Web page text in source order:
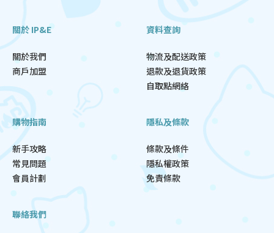
關於 IP&E
關於我們
商戶加盟
資料查詢
物流及配送政策
退款及退貨政策
自取點網絡
購物指南
新手攻略
常見問題
會員計劃
隱私及條款
條款及條件
隱私權政策
免責條款
聯絡我們